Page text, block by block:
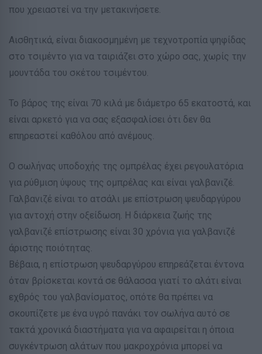
που χρειαστεί να την μετακινήσετε.
Αισθητικά, είναι διακοσμημένη με τεχνοτροπία ψηφίδας
στο τσιμέντο για να ταιριάζει στο χώρο σας, χωρίς την
μουντάδα του σκέτου τσιμέντου.
Το βάρος της είναι 70 κιλά με διάμετρο 65 εκατοστά, και
είναι αρκετό για να σας εξασφαλίσει ότι δεν θα
επηρεαστεί καθόλου από ανέμους.
Ο σωλήνας υποδοχής της ομπρέλας έχει ρεγουλατόρια
για ρύθμιση ύψους της ομπρέλας και είναι γαλβανιζέ.
Γαλβανιζέ είναι το ατσάλι με επίστρωση ψευδαργύρου
για αντοχή στην οξείδωση. Η διάρκεια ζωής της
γαλβανιζέ επίστρωσης είναι 30 χρόνια για γαλβανιζέ
άριστης ποιότητας.
Βέβαια, η επίστρωση ψευδαργύρου επηρεάζεται έντονα
όταν βρίσκεται κοντά σε θάλασσα γιατί το αλάτι είναι
εχθρός του γαλβανίσματος, οπότε θα πρέπει να
σκουπίζετε με ένα υγρό πανάκι τον σωλήνα αυτό σε
τακτά χρονικά διαστήματα για να αφαιρείται η όποια
συγκέντρωση αλάτων που μακροχρόνια μπορεί να